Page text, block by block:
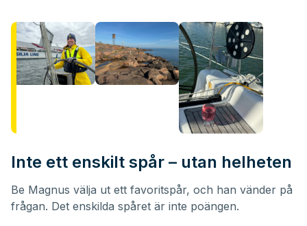
Inte ett enskilt spår – utan helheten
Be Magnus välja ut ett favoritspår, och han vänder på
frågan. Det enskilda spåret är inte poängen.